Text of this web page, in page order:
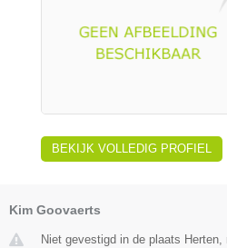
BEKIJK VOLLEDIG PROFIEL
Kim Goovaerts
Niet gevestigd in de plaats